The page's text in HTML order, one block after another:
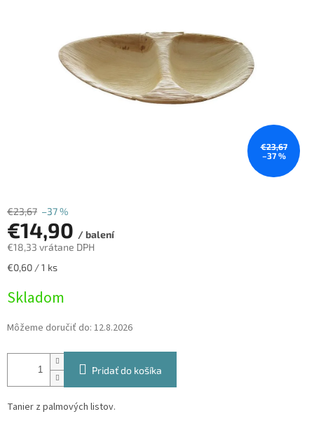
€23,67
–37 %
€23,67 –37 %
€14,90 / balení
€18,33 vrátane DPH
Jednotková
€0,60 / 1 ks
Skladom
Môžeme doručiť do: 12.8.2026
Pridať do košíka
Tanier z palmových listov.